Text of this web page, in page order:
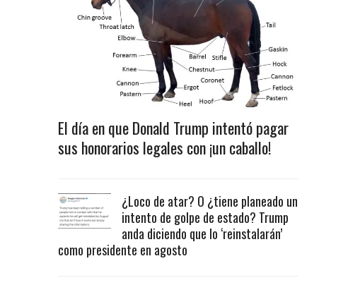
El día en que Donald Trump intentó pagar
sus honorarios legales con ¡un caballo!
¿Loco de atar? O ¿tiene planeado un
intento de golpe de estado? Trump
anda diciendo que lo ‘reinstalarán’
como presidente en agosto